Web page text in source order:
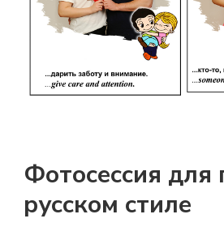
Фотосессия для
русском стиле